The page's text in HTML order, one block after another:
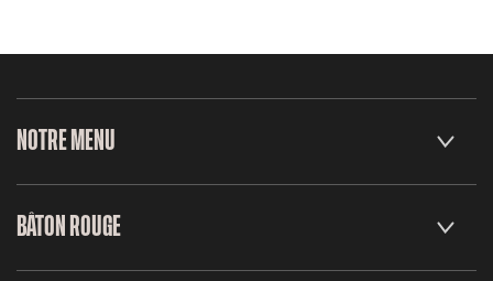
NOTRE MENU
BÂTON ROUGE